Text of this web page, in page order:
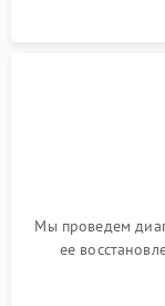
Мы проведем
ее